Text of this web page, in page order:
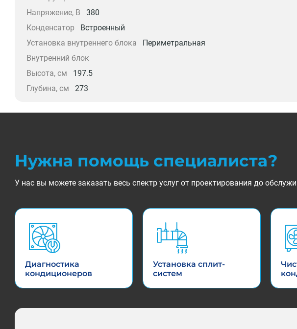
Напряжение, В
380
Конденсатор
Встроенный
Установка внутреннего блока
Периметральная
Внутренний блок
Высота, см
197.5
Глубина, см
273
Нужна помощь специалиста?
У нас вы можете заказать весь спектр услуг от проектирования до
Диагностика
кондиционеров
Установка сплит-
систем